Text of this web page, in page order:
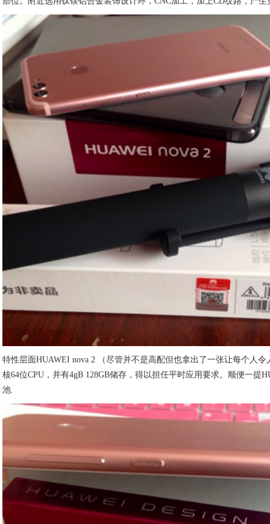
特性层面HUAWEI nova 2 （尽管并不是高配但也拿出了一张让每个人
核64位CPU，并有4gB 128GB储存，得以担任平时应用要求。顺便一提
池.